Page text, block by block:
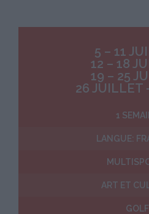
5 – 11
12 – 18
19 – 25
26 JUILLET
1
LANGUE:
ART ET
GOLF